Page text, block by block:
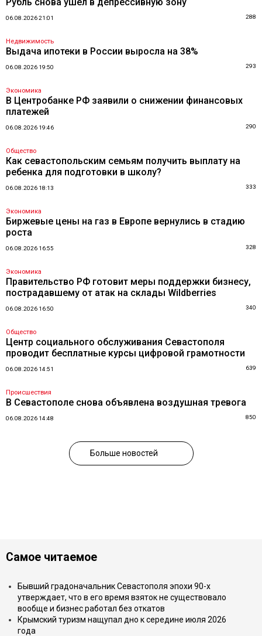
06.08.2026 21:01 288
Недвижимость
Выдача ипотеки в России выросла на 38%
06.08.2026 19:50 293
Экономика
В Центробанке РФ заявили о снижении финансовых
платежей
06.08.2026 19:46 290
Общество
Как севастопольским семьям получить выплату на
ребенка для подготовки в школу?
06.08.2026 18:13 333
Экономика
Биржевые цены на газ в Европе вернулись в стадию
роста
06.08.2026 16:55 328
Экономика
Правительство РФ готовит меры поддержки бизнесу,
пострадавшему от атак на склады Wildberries
06.08.2026 16:50 340
Общество
Центр социального обслуживания Севастополя
проводит бесплатные курсы цифровой грамотности
06.08.2026 14:51 639
Происшествия
В Севастополе снова объявлена воздушная тревога
06.08.2026 14:48 850
Больше новостей
Самое читаемое
Бывший градоначальник Севастополя эпохи 90-х
утверждает, что в его время взяток не существовало
вообще и бизнес работал без откатов
Крымский туризм нащупал дно к середине июля 2026
года